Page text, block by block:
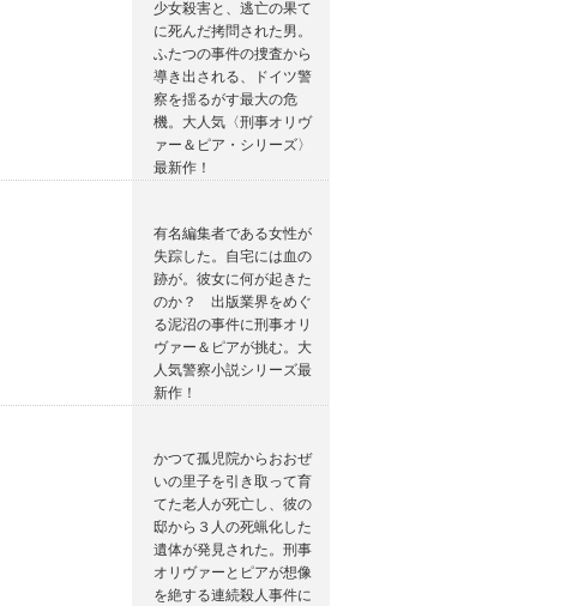
少女殺害と、逃亡の果て
に死んだ拷問された男。
ふたつの事件の捜査から
導き出される、ドイツ警
察を揺るがす最大の危
機。大人気〈刑事オリヴ
ァー＆ピア・シリーズ〉
最新作！
有名編集者である女性が
失踪した。自宅には血の
跡が。彼女に何が起きた
のか？ 出版業界をめぐ
る泥沼の事件に刑事オリ
ヴァー＆ピアが挑む。大
人気警察小説シリーズ最
新作！
かつて孤児院からおおぜ
いの里子を引き取って育
てた老人が死亡し、彼の
邸から３人の死蝋化した
遺体が発見された。刑事
オリヴァーとピアが想像
を絶する連続殺人事件に